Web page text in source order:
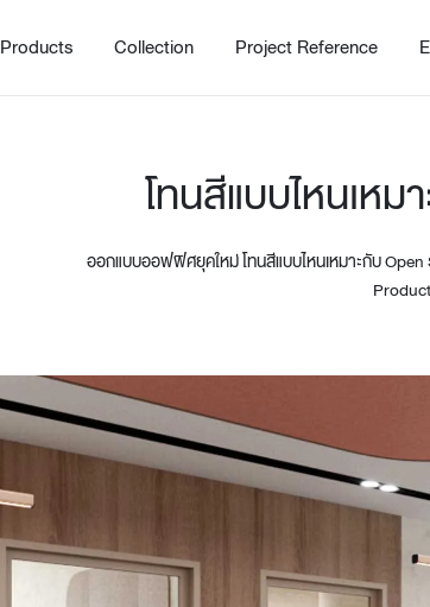
Products
Steelcase
Ergonomic chair
Adjustable desk
Working accessories
Home
Dining
Bedroom
Wordrobe
Collection
Orbix
Work.Move.More
New!
Project Reference
โทนสีแบบไหนเห
ออกแบบออฟฟิศยุคใหม่ โทนสีแบบไหนเหมาะกับ